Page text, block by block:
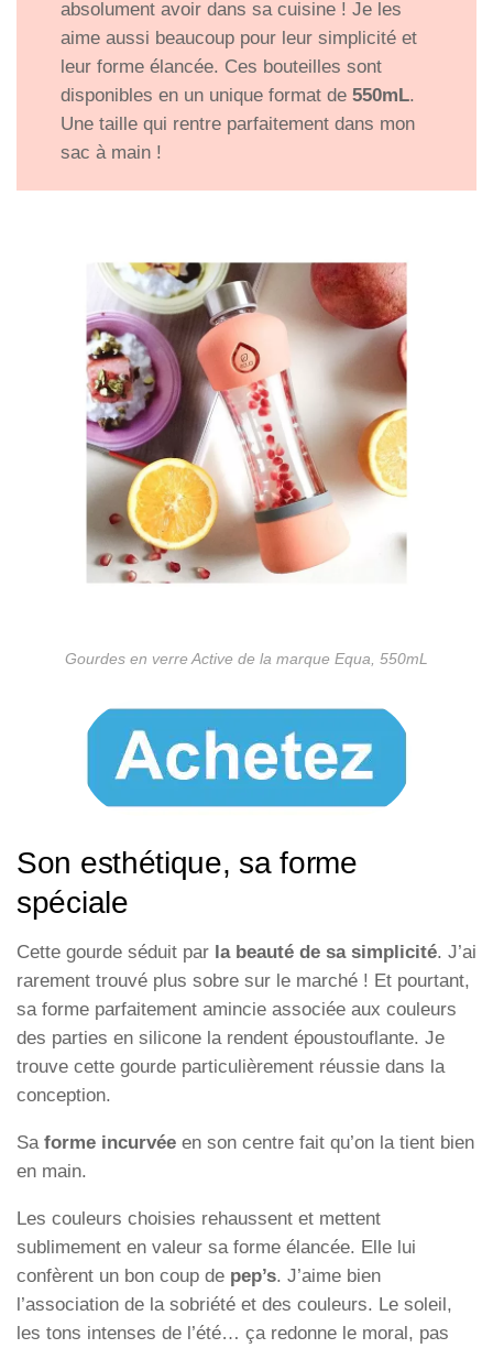
absolument avoir dans sa cuisine ! Je les
aime aussi beaucoup pour leur simplicité et
leur forme élancée. Ces bouteilles sont
disponibles en un unique format de 550mL.
Une taille qui rentre parfaitement dans mon
sac à main !
Gourdes en verre Active de la marque Equa, 550mL
Son esthétique, sa forme
spéciale
Cette gourde séduit par la beauté de sa simplicité. J’ai
rarement trouvé plus sobre sur le marché ! Et pourtant,
sa forme parfaitement amincie associée aux couleurs
des parties en silicone la rendent époustouflante. Je
trouve cette gourde particulièrement réussie dans la
conception.
Sa forme incurvée en son centre fait qu’on la tient bien
en main.
Les couleurs choisies rehaussent et mettent
sublimement en valeur sa forme élancée. Elle lui
confèrent un bon coup de pep’s. J’aime bien
l’association de la sobriété et des couleurs. Le soleil,
les tons intenses de l’été… ça redonne le moral, pas